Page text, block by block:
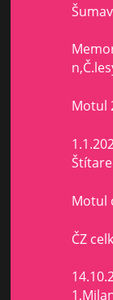
Motul
Motul
ČZ